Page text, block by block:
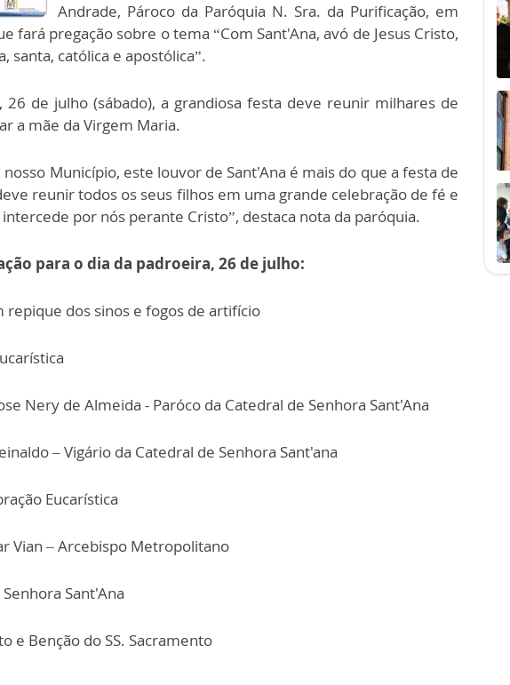
Andrade, Pároco da Paróquia N. Sra. da Purificação, em
fará pregação sobre o tema “Com Sant'Ana, avó de Jesus Cristo,
santa, católica e apostólica”.
26 de julho (sábado), a grandiosa festa deve reunir milhares de
a mãe da Virgem Maria.
Município, este louvor de Sant'Ana é mais do que a festa de
reunir todos os seus filhos em uma grande celebração de fé e
por nós perante Cristo”, destaca nota da paróquia.
para o dia da padroeira, 26 de julho:
repique dos sinos e fogos de artifício
Nery de Almeida - Paróco da Catedral de Senhora Sant'Ana
– Vigário da Catedral de Senhora Sant'ana
Eucarística
Vian – Arcebispo Metropolitano
Sant'Ana
e Benção do SS. Sacramento